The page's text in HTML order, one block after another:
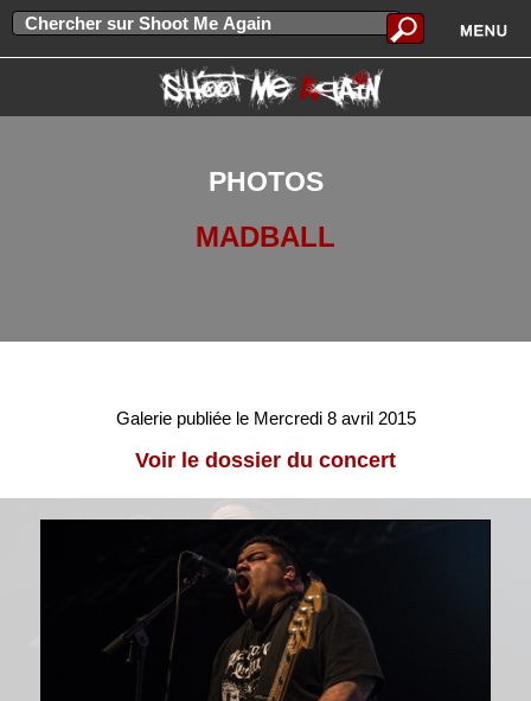
PHOTOS
MADBALL
Galerie publiée le Mercredi 8 avril 2015
Voir le dossier du concert